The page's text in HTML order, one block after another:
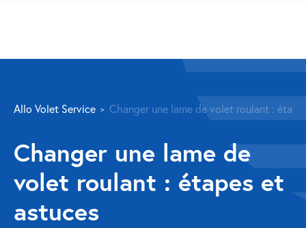
Volet roulant
Réparation
Volet roulant Velux
Au-delà de la fenêtre
Allo Volet Service Changer une lame de volet roulant :
Changer une lame de
volet roulant : étapes et
astuces